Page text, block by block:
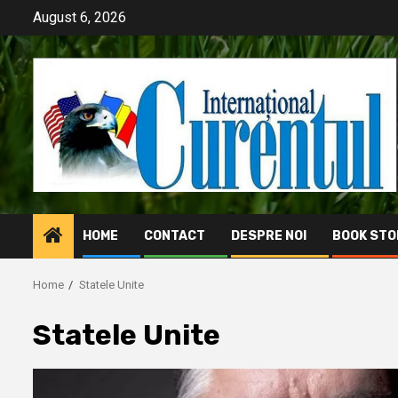
content
August 6, 2026
HOME CONTACT DESPRE NOI BOOK
Home Statele Unite
Statele Unite